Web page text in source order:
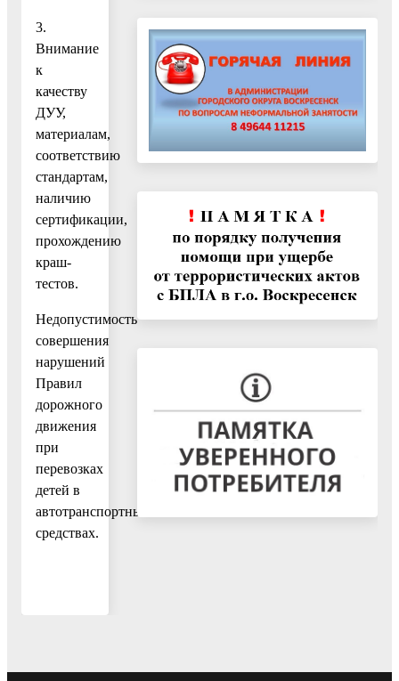
3.
Внимание
к
качеству
ДУУ,
материалам,
соответствию
стандартам,
наличию
сертификации,
прохождению
краш-
тестов.
Недопустимость
совершения
нарушений
Правил
дорожного
движения
при
перевозках
детей в
автотранспортных
средствах.